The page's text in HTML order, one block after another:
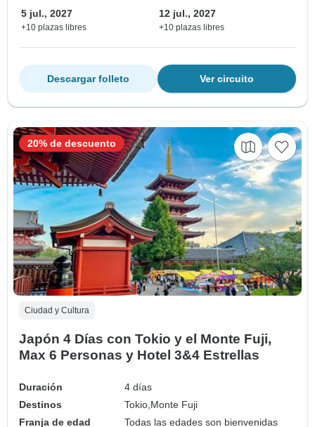
5 jul., 2027
+10 plazas libres
12 jul., 2027
+10 plazas libres
Ver circuito
Descargar folleto
Ciudad y Cultura
Japón 4 Días con Tokio y el Monte Fuji,
Max 6 Personas y Hotel 3&4 Estrellas
Duración
4 días
Destinos
Tokio, Monte Fuji
Franja de edad
Todas las edades son bienvenidas
20% de descuento